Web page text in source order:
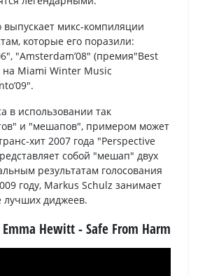
выпускает микс-компиляции
которые его поразили:
"Amsterdam’08" (премия"Best
на Miami Winter Music
в использовании так
и "мешапов", примером может
хит 2007 года "Perspective
собой "мешап" двух
результатам голосования
году, Markus Schulz занимает
лучших диджеев.
Hewitt - Safe From Harm